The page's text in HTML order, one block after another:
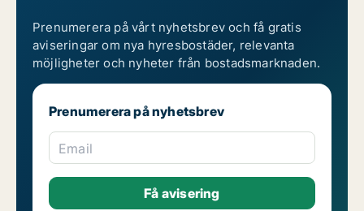
Prenumerera på vårt nyhetsbrev och få gratis
aviseringar om nya hyresbostäder, relevanta
möjligheter och nyheter från bostadsmarknaden.
Prenumerera på nyhetsbrev
Email